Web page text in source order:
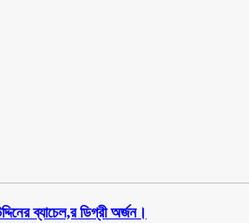
ব্যাচেল,র ডিগ্রী অর্জন।